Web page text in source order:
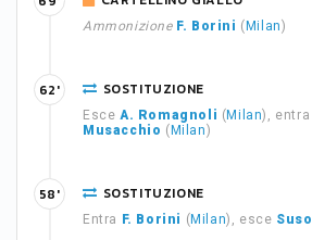
Ammonizione F. Borini ( Milan)
SOSTITUZIONE
Esce A. Romagnoli ( Milan), entra
Musacchio ( Milan)
62'
SOSTITUZIONE
Entra F. Borini ( Milan), esce Suso
58'